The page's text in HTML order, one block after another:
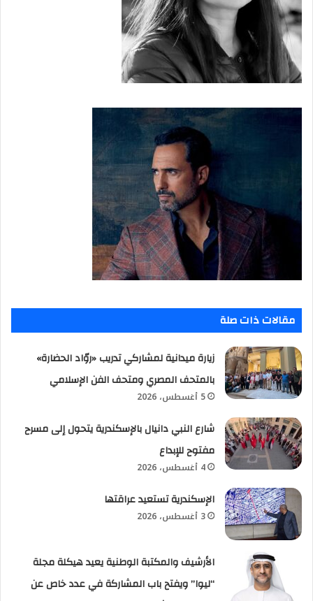
مقالات ذات صلة
زيارة ميدانية لمشاركي تدريب «روّاد الحضارة»
بالمتحف المصري ومتحف الفن الإسلامي
5 أغسطس، 2026
شارع النبي دانيال بالإسكندرية يتحول إلى مسرح
مفتوح للإبداع
4 أغسطس، 2026
الإسكندرية تستعيد عراقتها
3 أغسطس، 2026
الأرشيف والمكتبة الوطنية يعيد هيكلة مجلة
“ليوا” ويفتح باب المشاركة في عدد خاص عن